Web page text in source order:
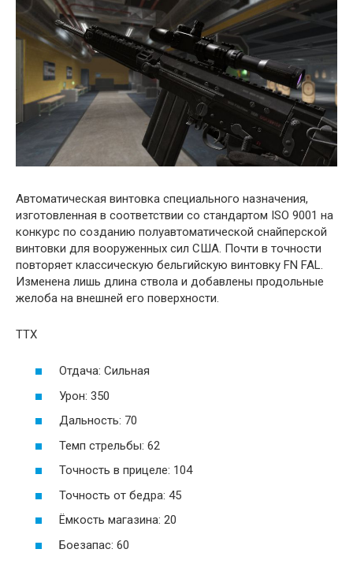
Автоматическая винтовка специального назначения,
изготовленная в соответствии со стандартом ISO 9001 на
конкурс по созданию полуавтоматической снайперской
винтовки для вооруженных сил США. Почти в точности
повторяет классическую бельгийскую винтовку FN FAL.
Изменена лишь длина ствола и добавлены продольные
желоба на внешней его поверхности.
ТТХ
Отдача: Сильная
Урон: 350
Дальность: 70
Темп стрельбы: 62
Точность в прицеле: 104
Точность от бедра: 45
Ёмкость магазина: 20
Боезапас: 60